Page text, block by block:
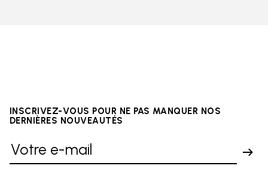
INSCRIVEZ-VOUS POUR NE PAS MANQUER NOS
DERNIÈRES NOUVEAUTÉS